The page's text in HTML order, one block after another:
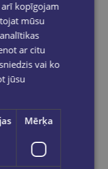
kopīgojam
mūsu
ar citu
vai ko
jūsu
Mērķa